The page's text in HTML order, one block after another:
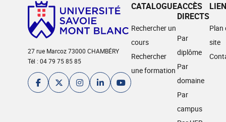
27 rue Marcoz 73000 CHAMBÉRY
Tél : 04 79 75 85 85
CATALOGUE
Rechercher un
cours
Rechercher
une formation
ACCÈS
DIRECTS
Par
diplôme
Par
domaine
Par
campus
Plan
site